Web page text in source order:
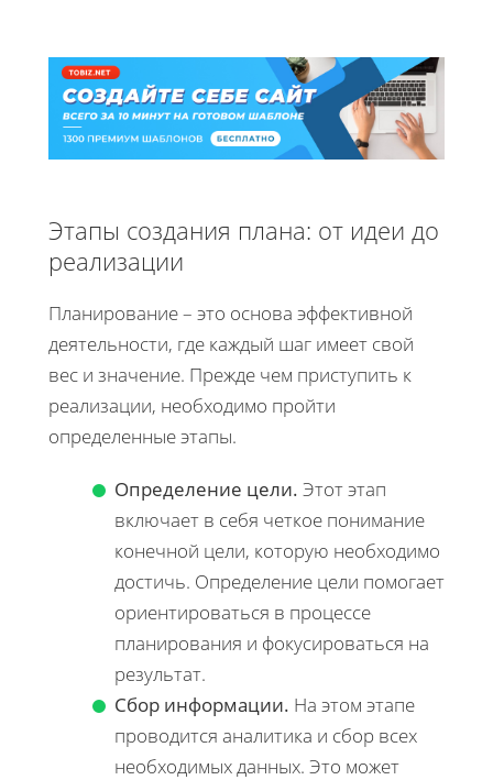
Этапы создания плана: от идеи до
реализации
Планирование – это основа эффективной
деятельности, где каждый шаг имеет свой
вес и значение. Прежде чем приступить к
реализации, необходимо пройти
определенные этапы.
Определение цели. Этот этап
включает в себя четкое понимание
конечной цели, которую необходимо
достичь. Определение цели помогает
ориентироваться в процессе
планирования и фокусироваться на
результат.
Сбор информации. На этом этапе
проводится аналитика и сбор всех
необходимых данных. Это может